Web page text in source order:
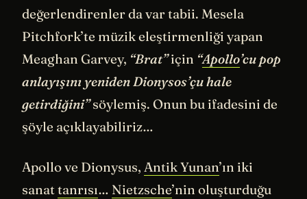
değerlendirenler da var tabii. Mesela
Pitchfork’te müzik eleştirmenliği yapan
Meaghan Garvey, “Brat”için “Apollo’cu pop
anlayışını yeniden Dionysos’çu hale
getirdiğini”söylemiş. Onun bu ifadesini de
şöyle açıklayabiliriz…
Apollo ve Dionysus, Antik Yunan’ın iki
sanattanrısı… Nietzsche’nin oluşturduğu